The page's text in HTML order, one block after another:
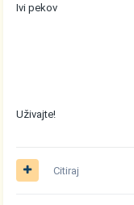
Ivi pekov
Uživajte!
Citiraj